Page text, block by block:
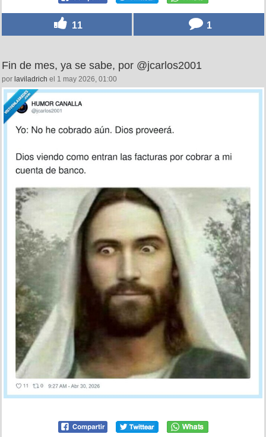
11 1
Fin de mes, ya se sabe, por @jcarlos2001
por laviladrich el 1 may 2026, 01:00